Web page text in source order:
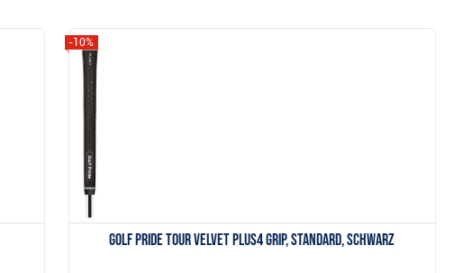
Golf Pride Tour Velvet Plus4 Grip, Standard, Schwarz
-10%